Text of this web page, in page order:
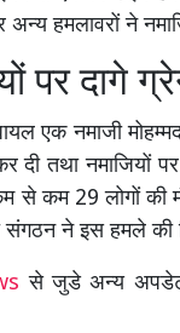
हमलावरों ने
पर दागे
एक नमाजी
दी तथा नमाजियों
से कम 29 लोगों की
ने इस हमले की
से जुडे अन्य